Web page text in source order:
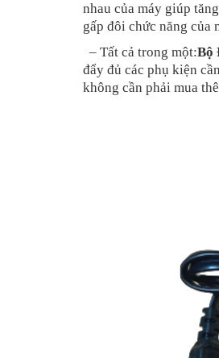
nhau của máy giúp
gấp đôi chức năng của
– Tất cả trong một:Bộ
đẩy đủ các phụ kiện
không cần phải mua